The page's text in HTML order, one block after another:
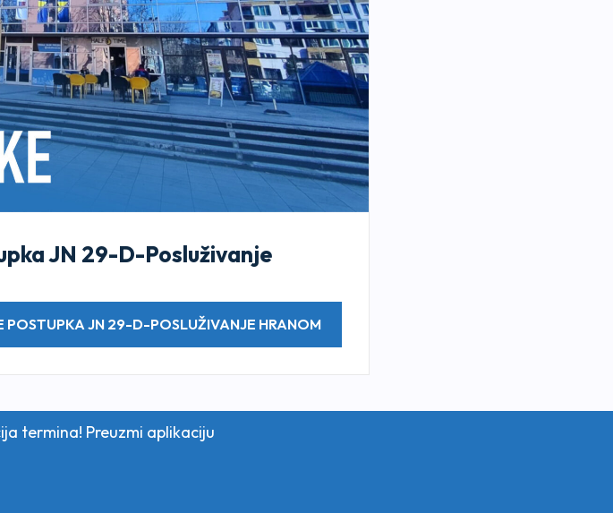
JN 29-D-Posluživanje
POSTUPKA JN 29-D-POSLUŽIVANJE HRANOM
termina! Preuzmi aplikaciju